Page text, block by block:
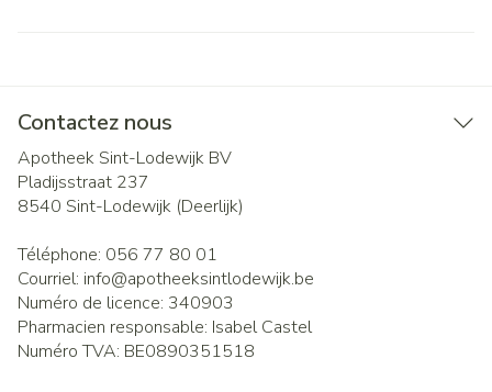
Contactez nous
Apotheek Sint-Lodewijk BV
Pladijsstraat 237
8540 Sint-Lodewijk (Deerlijk)
Téléphone: 056 77 80 01
Courriel: info@apotheeksintlodewijk.be
Numéro de licence: 340903
Pharmacien responsable: Isabel Castel
Numéro TVA: BE0890351518